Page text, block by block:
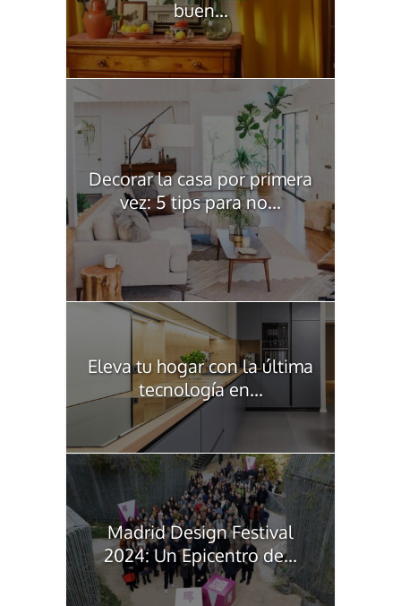
buen...
Decorar la casa por primera
vez: 5 tips para no...
Eleva tu hogar con la última
tecnología en...
Madrid Design Festival
2024: Un Epicentro de...